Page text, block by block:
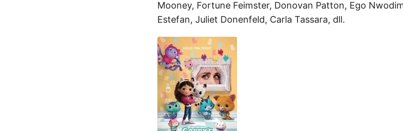
Mooney, Fortune Feimster, Donovan Patton, Ego
Estefan, Juliet Donenfeld, Carla Tassara, dll.